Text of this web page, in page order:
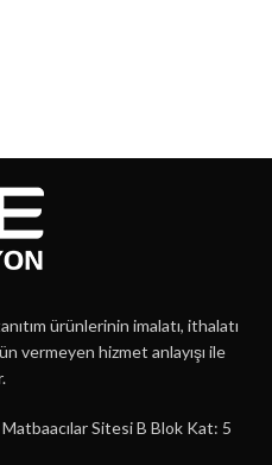
ürünlerinin imalatı, ithalatı
vermeyen hizmet anlayışı ile
Sitesi B Blok Kat: 5